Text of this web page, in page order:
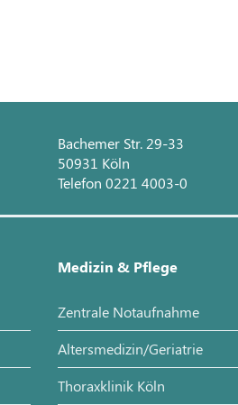
Bachemer Str. 29-33
50931 Köln
Telefon 0221 4003-0
Medizin & Pflege
Zentrale Notaufnahme
Altersmedizin/Geriatrie
Thoraxklinik Köln